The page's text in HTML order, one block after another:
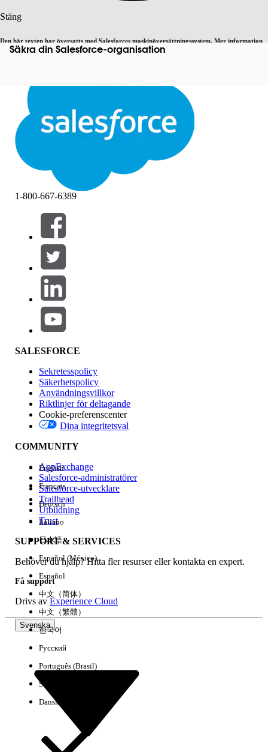
Stäng
Den här texten har översatts med Salesforces maskinöversättningssystem. Mer information
. Byt till engelska Inte nu
StängStäng
Säkra din Salesforce-organisation
Filter (0)
VÄLJ FILTER
Produktområde
Funktionspåverkan
Version
Händelse
Rensa alla Klart
1-800-667-6389
SALESFORCE
Sekretesspolicy
Säkerhetspolicy
Användningsvillkor
Riktlinjer för deltagande
Cookie-preferenscenter
Dina integritetsval
COMMUNITY
AppExchange
Salesforce-administratörer
Salesforce-utvecklare
Trailhead
Utbildning
Trust
SUPPORT & SERVICES
Behöver du hjälp? Hitta fler resurser eller kontakta en expert.
Få support
Drivs avExperience Cloud
Svenska
English
Français
Deutsch
Italiano
日本語
Español (México)
Español
中文（简体）
中文（繁體）
한국어
Русский
Português (Brasil)
Suomi
Dansk